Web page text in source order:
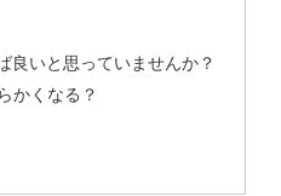
良いと思っていませんか？
かくなる？